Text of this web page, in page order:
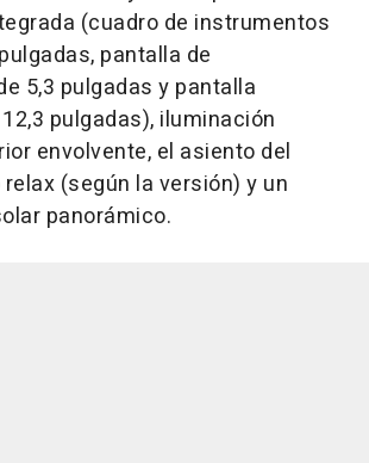
(cuadro de instrumentos
pantalla de
5,3 pulgadas y pantalla
pulgadas), iluminación
envolvente, el asiento del
(según la versión) y un
panorámico.